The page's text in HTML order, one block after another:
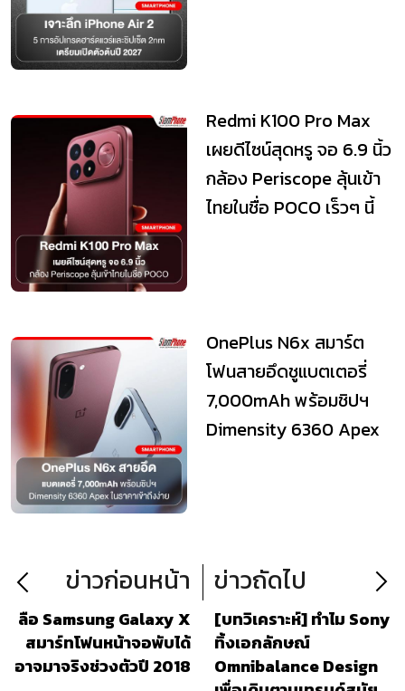
Redmi K100 Pro Max
เผยดีไซน์สุดหรู จอ 6.9 นิ้ว
กล้อง Periscope ลุ้นเข้า
ไทยในชื่อ POCO เร็วๆ นี้
OnePlus N6x สมาร์ต
โฟนสายอึดชูแบตเตอรี่
7,000mAh พร้อมชิปฯ
Dimensity 6360 Apex
ข่าวก่อนหน้า
ลือ Samsung Galaxy X
สมาร์ทโฟนหน้าจอพับได้
อาจมาจริงช่วงตัวปี 2018
ข่าวถัดไป
[บทวิเคราะห์] ทำไม Sony
ทิ้งเอกลักษณ์
Omnibalance Design